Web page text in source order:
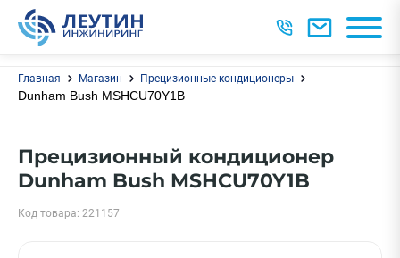
Главная Магазин Прецизионные кондиционеры
Dunham Bush MSHCU70Y1B
Прецизионный кондиционер
Dunham Bush MSHCU70Y1B
Код товара: 221157